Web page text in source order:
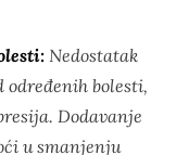
Nedostatak
bolesti,
Dodavanje
u smanjenju